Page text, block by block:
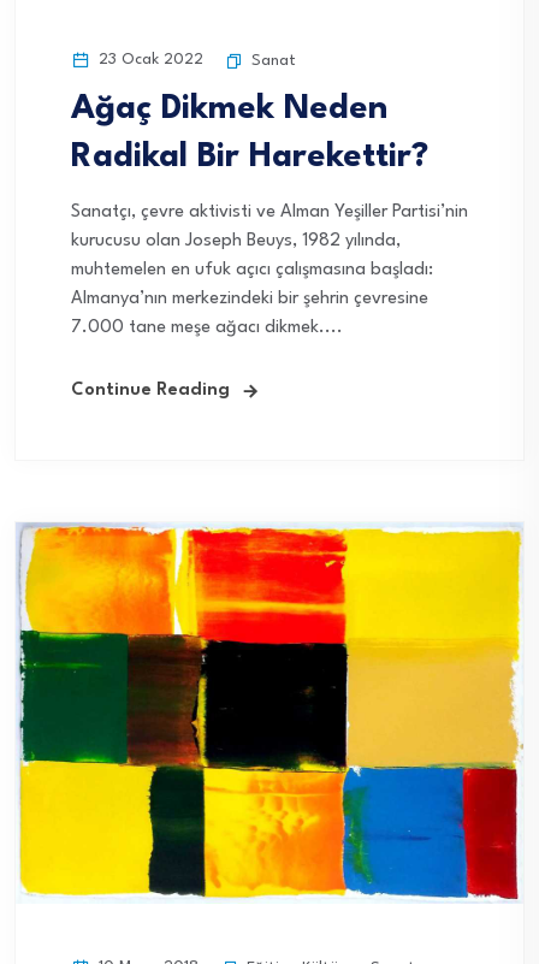
23 Ocak 2022 Sanat
Ağaç Dikmek Neden
Radikal Bir Harekettir?
Sanatçı, çevre aktivisti ve Alman Yeşiller Partisi’nin
kurucusu olan Joseph Beuys, 1982 yılında,
muhtemelen en ufuk açıcı çalışmasına başladı:
Almanya’nın merkezindeki bir şehrin çevresine
7.000 tane meşe ağacı dikmek....
Continue Reading